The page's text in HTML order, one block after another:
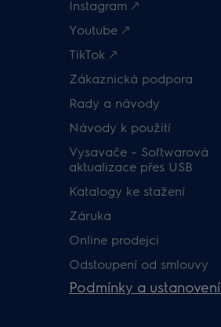
Instagram 🡕
Youtube 🡕
TikTok 🡕
Zákaznická podpora
Rady a návody
Návody k použití
Vysavače – Softwarová
aktualizace přes USB
Katalogy ke stažení
Záruka
Online prodejci
Odstoupení od smlouvy
Podmínky a ustanovení